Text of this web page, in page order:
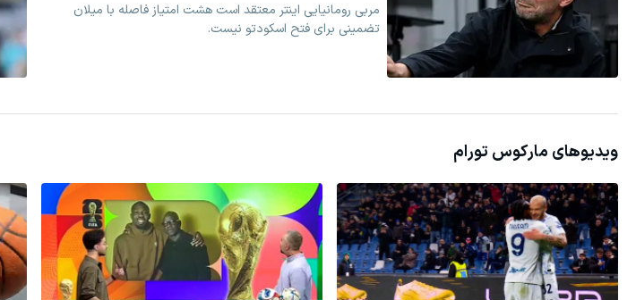
مربی رومانیایی اینتر معتقد است هشت امتیاز فاصله با میلان
تضمینی برای فتح اسکودتو نیست.
ویدیوهای مارکوس تورام